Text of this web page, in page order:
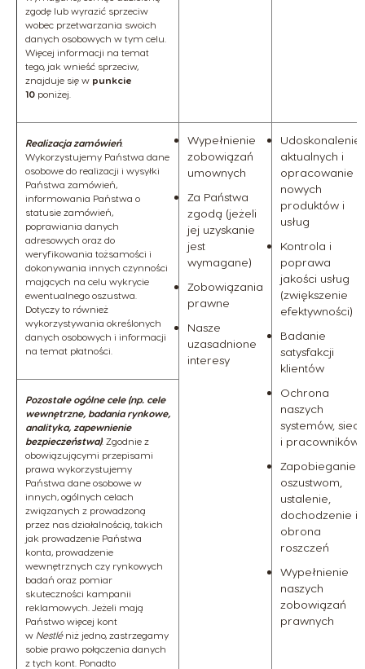
zgodę lub wyrazić sprzeciw
wobec przetwarzania swoich
danych osobowych w tym celu.
Więcej informacji na temat
tego, jak wnieść sprzeciw,
znajduje się w punkcie
10 poniżej.
Realizacja zamówień.
Wykorzystujemy Państwa dane
osobowe do realizacji i wysyłki
Państwa zamówień,
informowania Państwa o
statusie zamówień,
poprawiania danych
adresowych oraz do
weryfikowania tożsamości i
dokonywania innych czynności
mających na celu wykrycie
ewentualnego oszustwa.
Dotyczy to również
wykorzystywania określonych
danych osobowych i informacji
na temat płatności.
Wypełnienie
zobowiązań
umownych
Za Państwa
zgodą (jeżeli
jej uzyskanie
jest
wymagane)
Zobowiązania
prawne
Nasze
uzasadnione
interesy
Udoskonalenie
aktualnych i
opracowanie
nowych
produktów i
usług
Kontrola i
poprawa
jakości usług
(zwiększenie
efektywności)
Badanie
satysfakcji
klientów
Ochrona
naszych
systemów, sieci
i pracowników
Zapobieganie
oszustwom,
ustalenie,
dochodzenie i
obrona
roszczeń
Wypełnienie
naszych
zobowiązań
prawnych
Pozostałe ogólne cele (np. cele
wewnętrzne, badania rynkowe,
analityka, zapewnienie
bezpieczeństwa). Zgodnie z
obowiązującymi przepisami
prawa wykorzystujemy
Państwa dane osobowe w
innych, ogólnych celach
związanych z prowadzoną
przez nas działalnością, takich
jak prowadzenie Państwa
konta, prowadzenie
wewnętrznych czy rynkowych
badań oraz pomiar
skuteczności kampanii
reklamowych. Jeżeli mają
Państwo więcej kont
w Nestléniż jedno, zastrzegamy
sobie prawo połączenia danych
z tych kont. Ponadto